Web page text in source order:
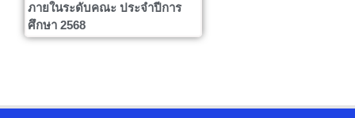
ภายในระดับคณะ ประจำปีการ
ศึกษา 2568